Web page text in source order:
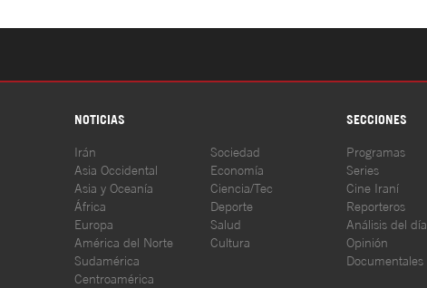
NOTICIAS SECCIONES
Irán
Asia Occidental
Asia y Oceanía
África
Europa
América del Norte
Sudamérica
Centroamérica
Sociedad
Economía
Ciencia/Tec
Deporte
Salud
Cultura
Programas
Series
Cine Iraní
Reporteros
Análisis del día
Opinión
Documentales